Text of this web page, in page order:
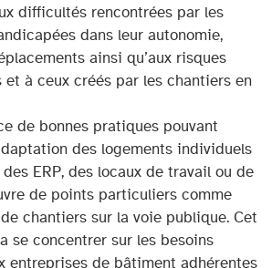
difficultés rencontrées par les
dans leur autonomie,
ainsi qu’aux risques
et à ceux créés par les chantiers en
de bonnes pratiques pouvant
des logements individuels
ERP, des locaux de travail ou de
de points particuliers comme
chantiers sur la voie publique. Cet
se concentrer sur les besoins
entreprises de bâtiment adhérentes